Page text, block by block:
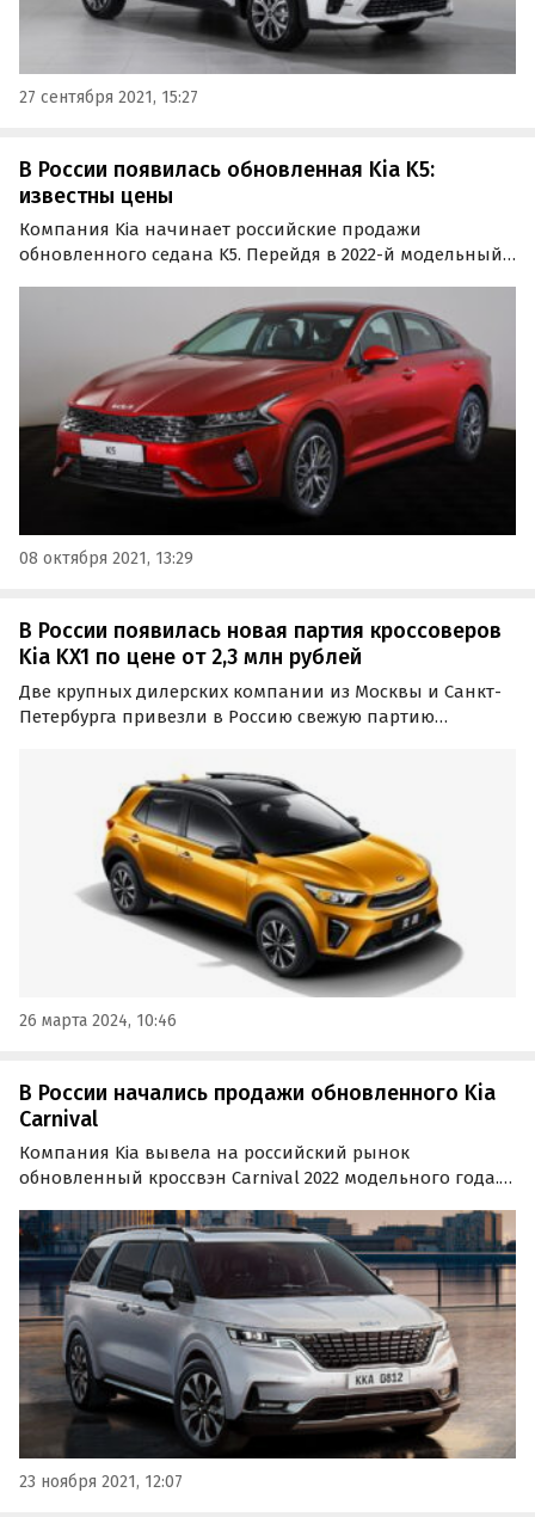
27 сентября 2021, 15:27
В России появилась обновленная Kia K5:
известны цены
Компания Kia начинает российские продажи
обновленного седана K5. Перейдя в 2022-й модельный
комплектации, «рукописный» логотип и две новые
версии с красным салоном.
08 октября 2021, 13:29
В России появилась новая партия кроссоверов
Kia KX1 по цене от 2,3 млн рублей
Две крупных дилерских компании из Москвы и Санкт-
Петербурга привезли в Россию свежую партию
производства. Цены на них по состоянию на 26 марта
начинаются от 2 276 338 рублей, сообщают
«Автоновости дня».
26 марта 2024, 10:46
В России начались продажи обновленного Kia
Carnival
Компания Kia вывела на российский рынок
обновленный кроссвэн Carnival 2022 модельного года.
новый логотип бренда и фирменную телематику Kia
Connect, которая до этого появилась у моделей
Sorento…
23 ноября 2021, 12:07